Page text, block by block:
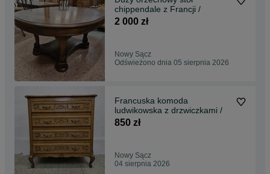
chippendale z Francji /
2 000 zł
Nowy Sącz
Odświeżono dnia 05 sierpnia 2026
Francuska komoda
ludwikowska z drzwiczkami /
850 zł
Nowy Sącz
04 sierpnia 2026